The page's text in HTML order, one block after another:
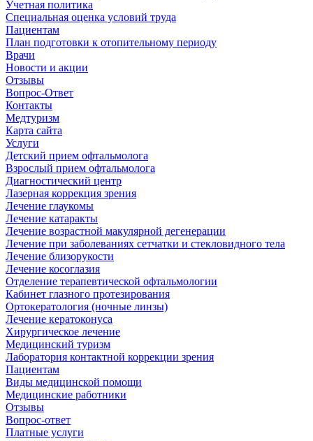
Учетная политика
Специальная оценка условий труда
Пациентам
План подготовки к отопительному периоду
Врачи
Новости и акции
Отзывы
Вопрос-Ответ
Контакты
Медтуризм
Карта сайта
Услуги
Детский прием офтальмолога
Взрослый прием офтальмолога
Диагностический центр
Лазерная коррекция зрения
Лечение глаукомы
Лечение катаракты
Лечение возрастной макулярной дегенерации
Лечение при заболеваниях сетчатки и стекловидного тела
Лечение близорукости
Лечение косоглазия
Отделение терапевтической офтальмологии
Кабинет глазного протезирования
Ортокератология (ночные линзы)
Лечение кератоконуса
Хирургическое лечение
Медицинский туризм
Лаборатория контактной коррекции зрения
Пациентам
Виды медицинской помощи
Медицинские работники
Отзывы
Вопрос-ответ
Платные услуги